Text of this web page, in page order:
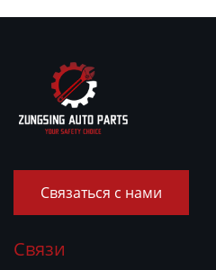
Связаться с нами
Связи